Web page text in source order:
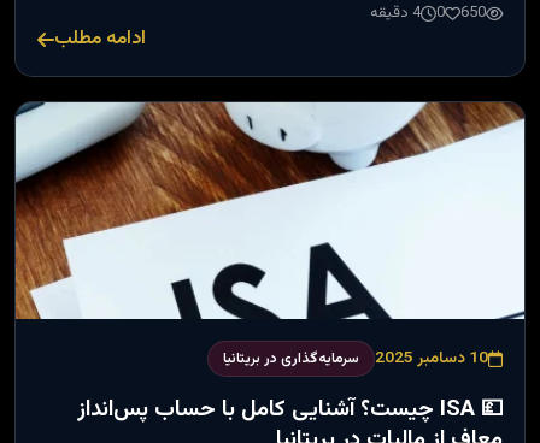
650
0 4 دقیقه
ادامه مطلب
10 دسامبر 2025 سرمایه‌گذاری در بریتانیا
💷 ISA چیست؟ آشنایی کامل با حساب پس‌انداز